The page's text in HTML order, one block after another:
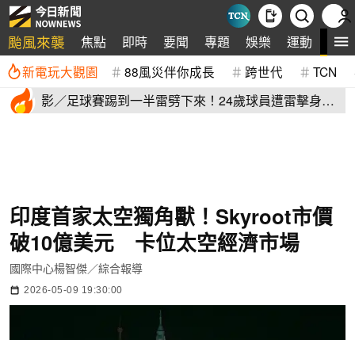
颱風來襲 焦點 即時 要聞 專題 娛樂 運動 全
新電玩大觀園 88風災伴你成長 跨世代 TCN
影／足球賽踢到一半雷劈下來！24歲球員遭雷擊身
印度首家太空獨角獸！Skyroot市價
破10億美元 卡位太空經濟市場
國際中心楊智傑／綜合報導
2026-05-09 19:30:00